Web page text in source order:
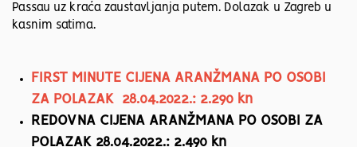
Passau uz kraća zaustavljanja putem. Dolazak u Zagreb u
kasnim satima.
FIRST MINUTE CIJENA ARANŽMANA PO OSOBI
ZA POLAZAK 28.04.2022.: 2.290 kn
REDOVNA CIJENA ARANŽMANA PO OSOBI ZA
POLAZAK 28.04.2022.: 2.490 kn